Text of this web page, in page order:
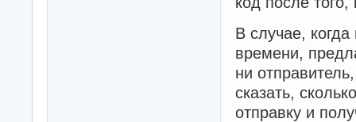
В случае,
времени,
ни
сказать,
отправку и